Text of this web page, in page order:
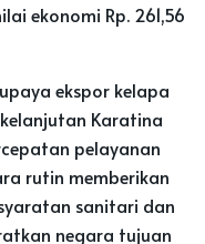
ekonomi Rp. 261,56
ekspor kelapa
Karatina
pelayanan
rutin memberikan
sanitari dan
negara tujuan